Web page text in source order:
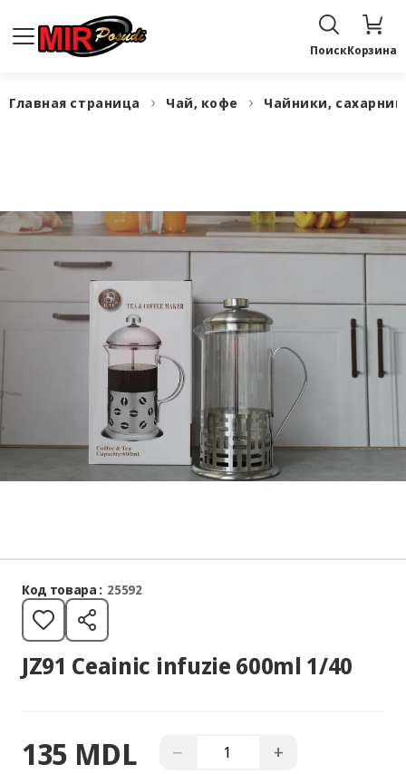
ПоискКорзина
Главная страница Чай, кофе Чайники,
Код товара : 25592
JZ91 Ceainic infuzie 600ml 1/40
135 MDL − +